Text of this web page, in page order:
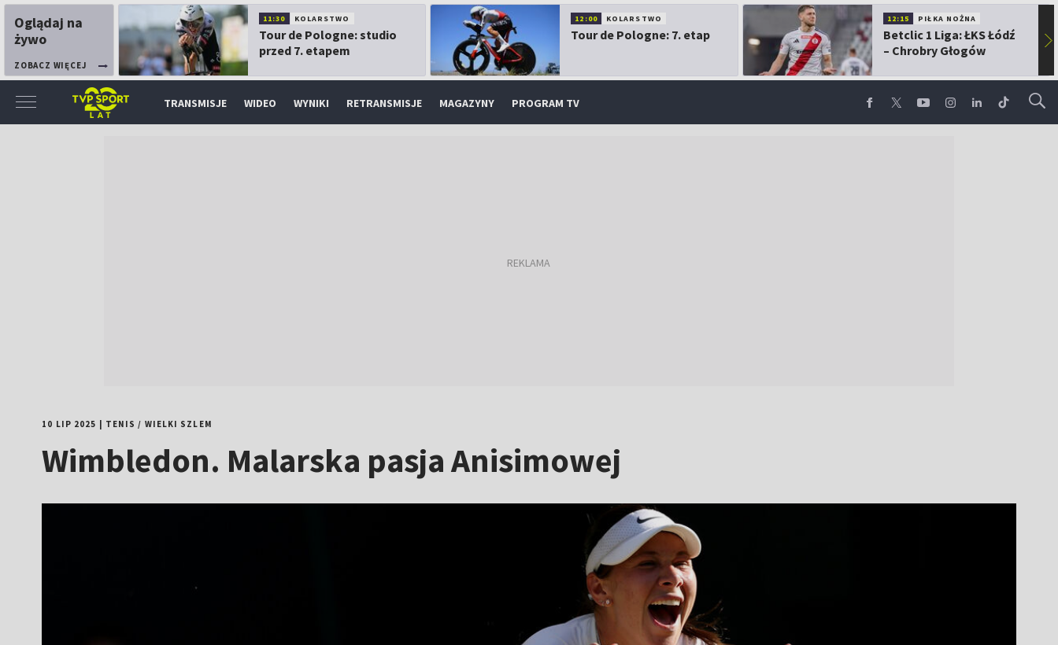
Oglądaj na
żywo
ZOBACZ WIĘCEJ
11:30 KOLARSTWO
Tour de Pologne: studio
przed 7. etapem
12:00 KOLARSTWO
Tour de Pologne: 7. etap
12:15 PIŁKA NOŻNA
Betclic 1 Liga: ŁKS Łódź
– Chrobry Głogów
▶
TRANSMISJE WIDEO WYNIKI RETRANSMISJE MAGAZYNY PROGRAM TV
10 LIP 2025 TENIS / WIELKI SZLEM
Wimbledon. Malarska pasja Anisimowej